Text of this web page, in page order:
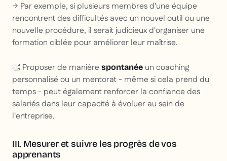
→ Par exemple, si plusieurs membres d'une équipe
rencontrent des difficultés avec un nouvel outil ou une
nouvelle procédure, il serait judicieux d'organiser une
formation ciblée pour améliorer leur maîtrise.
👏 Proposer de manière spontanée un coaching
personnalisé ou un mentorat - même si cela prend du
temps - peut également renforcer la confiance des
salariés dans leur capacité à évoluer au sein de
l'entreprise.
III. Mesurer et suivre les progrès de vos
apprenants